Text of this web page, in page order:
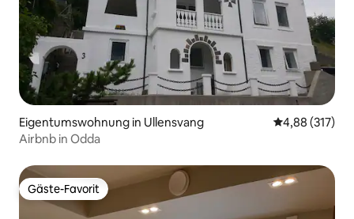
Eigentumswohnung in Ullensvang
4,88 (317)
Airbnb in Odda
Gäste-Favorit
Gäste-Favorit